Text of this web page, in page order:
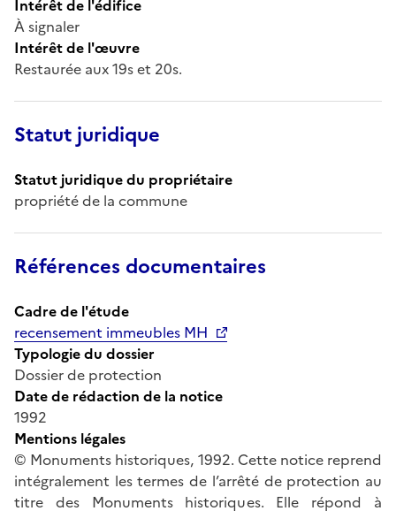
Intérêt de l'édifice
À signaler
Intérêt de l'œuvre
Restaurée aux 19s et 20s.
Statut juridique
Statut juridique du propriétaire
propriété de la commune
Références documentaires
Cadre de l'étude
recensement immeubles MH
Typologie du dossier
Dossier de protection
Date de rédaction de la notice
1992
Mentions légales
© Monuments historiques, 1992. Cette notice reprend
intégralement les termes de l’arrêté de protection au
titre des Monuments historiques. Elle répond à